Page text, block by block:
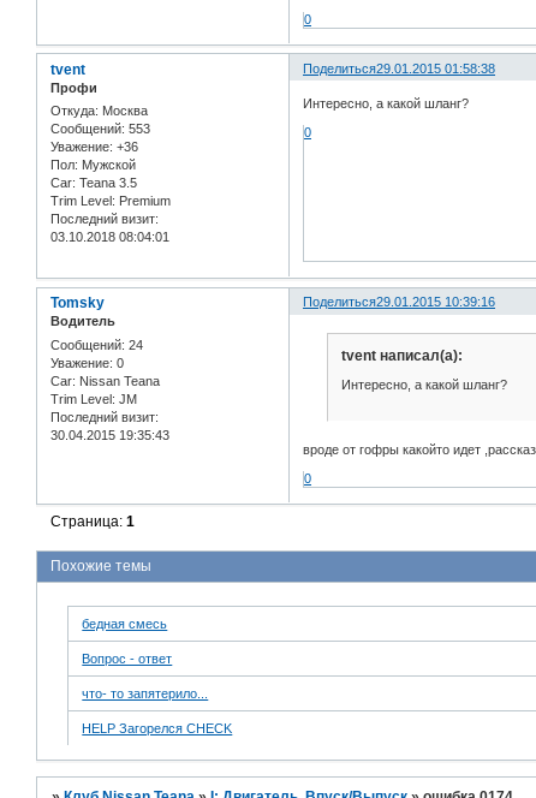
0
Поделиться29.01.2015 01:58:38
tvent
Профи
Откуда: Москва
Сообщений: 553
Уважение: +36
Пол: Мужской
Car: Teana 3.5
Trim Level: Premium
Последний визит:
03.10.2018 08:04:01
Интересно, а какой шланг?
0
Поделиться29.01.2015 10:39:16
Tomsky
Водитель
Сообщений: 24
Уважение: 0
Car: Nissan Teana
Trim Level: JM
Последний визит:
30.04.2015 19:35:43
tvent написал(а):
Интересно, а какой шланг?
вроде от гофры какойто идет
0
Страница:1
Похожие темы
бедная смесь
Вопрос - ответ
что- то запятерило...
HELP Загорелся CHECK